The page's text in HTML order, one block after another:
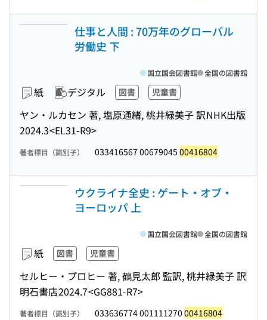
仕事と人間 : 70万年のグローバル
労働史 下
紙 デジタル 図書 児童書
ヤン・ルカセン 著, 塩原通緒, 桃井緑美子 訳NHK出版
2024.3<EL31-R9>
国立国会図書館 全国の図書館
著者標目（識別子） 033416567 00679045 00416804
ウクライナ全史 : ゲート・オブ・
ヨーロッパ 上
紙 図書 児童書
セルヒー・プロヒー 著, 鶴見太郎 監訳, 桃井緑美子 訳
明石書店2024.7<GG881-R7>
国立国会図書館 全国の図書館
著者標目（識別子） 033636774 001111270 00416804